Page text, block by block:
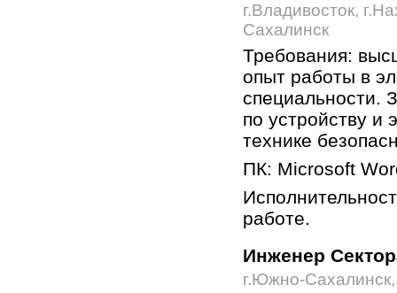
г.Владивосток,
Сахалинск
Требования:
опыт работы в
специальности.
по устройству и
технике
ПК: Microsoft
работе.
Инженер
г.Южно-Сахалинск,